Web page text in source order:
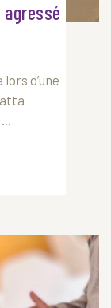
agressé
d’une